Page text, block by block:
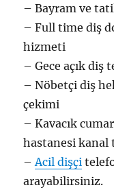
– Bayram ve
– Full time diş
hizmeti
– Gece açık diş
– Nöbetçi diş
çekimi
– Kavacık
hastanesi kanal
– Acil dişçi
arayabilirsiniz.